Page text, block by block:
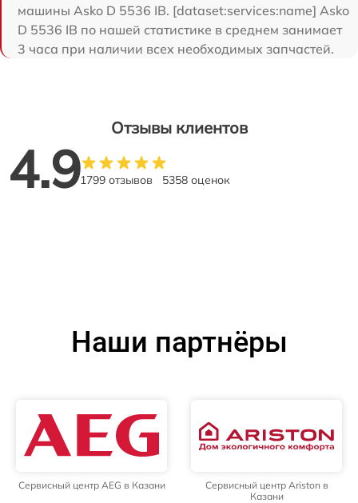
машины Asko D 5536 IB. [dataset:services:name] Asko
D 5536 IB по нашей статистике в среднем занимает
3 часа при наличии всех необходимых запчастей.
Отзывы клиентов
4.91799 отзывов 5358 оценок
Наши партнёры
Сервисный центр AEG в Казани
Сервисный центр Ariston в
Казани